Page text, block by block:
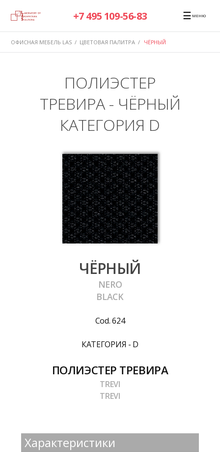
+7 495 109-56-83 ☰ МЕНЮ
ОФИСНАЯ МЕБЕЛЬ LAS / ЦВЕТОВАЯ ПАЛИТРА / ЧЁРНЫЙ
ПОЛИЭСТЕР
ТРЕВИРА - ЧЁРНЫЙ
КАТЕГОРИЯ D
ЧЁРНЫЙ
NERO
BLACK
Cod. 624
КАТЕГОРИЯ - D
ПОЛИЭСТЕР ТРЕВИРА
TREVI
TREVI
Характеристики